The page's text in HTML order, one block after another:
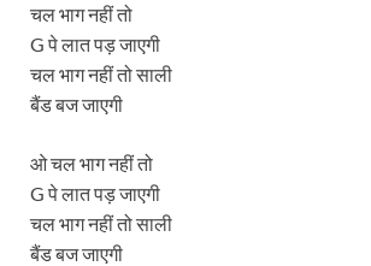
चल भाग नहीं तो
G पे लात पड़ जाएगी
चल भाग नहीं तो साली
बैंड बज जाएगी
ओ चल भाग नहीं तो
G पे लात पड़ जाएगी
चल भाग नहीं तो साली
बैंड बज जाएगी